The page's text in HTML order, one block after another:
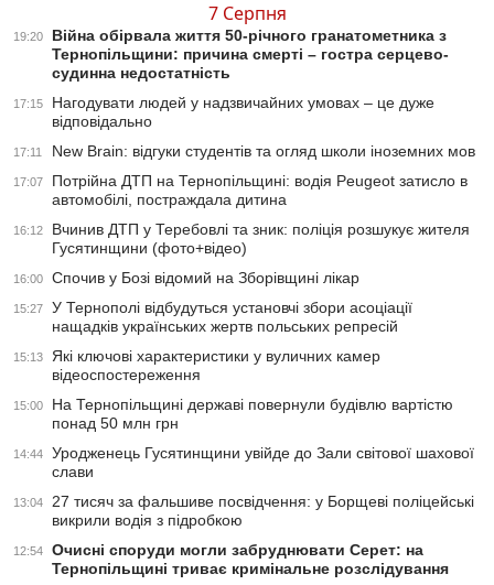
7 Серпня
19:20
Війна обірвала життя 50-річного гранатометника з
Тернопільщини: причина смерті – гостра серцево-
судинна недостатність
17:15
Нагодувати людей у надзвичайних умовах – це дуже
відповідально
17:11 New Brain: відгуки студентів та огляд школи іноземних мов
17:07
Потрійна ДТП на Тернопільщині: водія Peugeot затисло в
автомобілі, постраждала дитина
16:12
Вчинив ДТП у Теребовлі та зник: поліція розшукує жителя
Гусятинщини (фото+відео)
16:00 Спочив у Бозі відомий на Зборівщині лікар
15:27
У Тернополі відбудуться установчі збори асоціації
нащадків українських жертв польських репресій
15:13
Які ключові характеристики у вуличних камер
відеоспостереження
15:00
На Тернопільщині державі повернули будівлю вартістю
понад 50 млн грн
14:44
Уродженець Гусятинщини увійде до Зали світової шахової
слави
13:04
27 тисяч за фальшиве посвідчення: у Борщеві поліцейські
викрили водія з підробкою
12:54
Очисні споруди могли забруднювати Серет: на
Тернопільщині триває кримінальне розслідування